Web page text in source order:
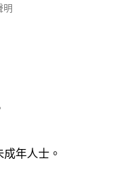
明
年人士。